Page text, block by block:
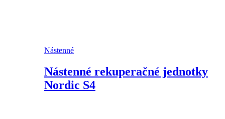
Nástenné
Nástenné rekuperačné jednotky
Nordic S4